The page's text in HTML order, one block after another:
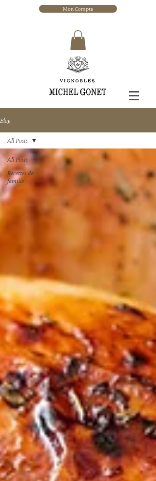
Mon Compte
Blog
All Posts
Recettes de
famille
All Posts